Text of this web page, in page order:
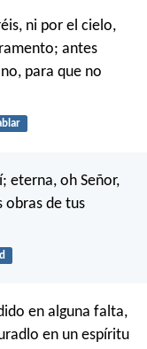
ni por el cielo,
antes
para que no
eterna, oh Señor,
obras de tus
en alguna falta,
en un espíritu